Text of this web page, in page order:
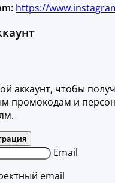
https://
аккаунт, чтобы
промокодам и
Email
email